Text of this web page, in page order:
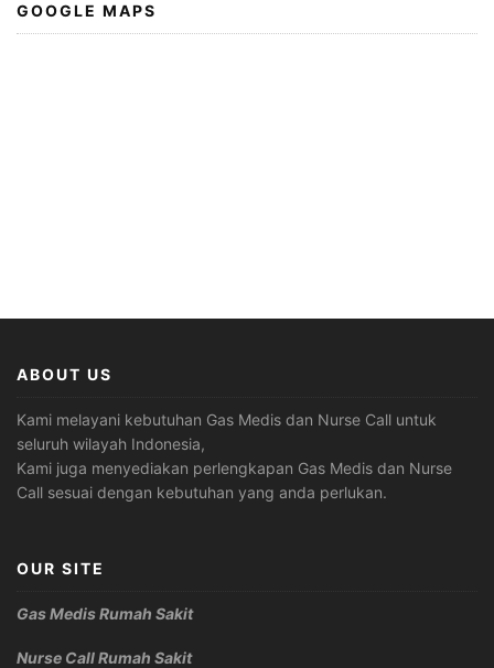
GOOGLE MAPS
ABOUT US
Kami melayani kebutuhan Gas Medis dan Nurse Call untuk
seluruh wilayah Indonesia,
Kami juga menyediakan perlengkapan Gas Medis dan Nurse
Call sesuai dengan kebutuhan yang anda perlukan.
OUR SITE
Gas Medis Rumah Sakit
Nurse Call Rumah Sakit